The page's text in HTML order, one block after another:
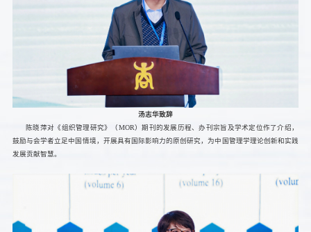
汤志华致辞
陈晓萍对《组织管理研究》（MOR）期刊的发展历程、办刊宗旨及学术定位作了介绍，
鼓励与会学者立足中国情境，开展具有国际影响力的原创研究，为中国管理学理论创新和实践
发展贡献智慧。